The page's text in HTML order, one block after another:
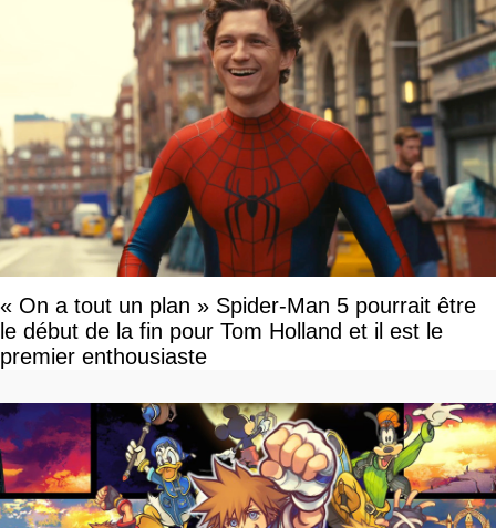
« On a tout un plan » Spider-Man 5 pourrait être
le début de la fin pour Tom Holland et il est le
premier enthousiaste